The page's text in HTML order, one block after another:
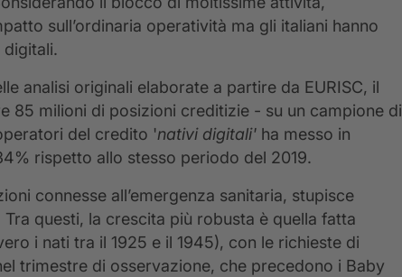
sull’ordinaria operatività ma gli italiani hanno
analisi originali elaborate a partire da EURISC, il
85 milioni di posizioni creditizie - su un campione di
del credito 'nativi digitali' ha messo in
rispetto allo stesso periodo del 2019.
connesse all’emergenza sanitaria, stupisce
questi, la crescita più robusta è quella fatta
i nati tra il 1925 e il 1945), con le richieste di
trimestre di osservazione, che precedono i Baby